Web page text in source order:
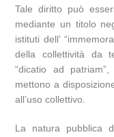
Tale diritto può
mediante un titolo
istituti dell’
della collettività da
“dicatio ad
mettono a
all’uso collettivo.
La natura pubblica